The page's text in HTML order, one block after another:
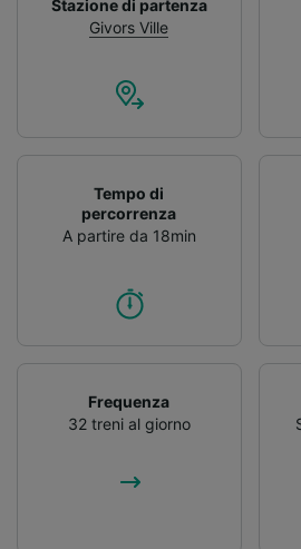
Stazione di partenza
Givors Ville
Tempo di
percorrenza
A partire da 18min
Frequenza
32 treni al giorno